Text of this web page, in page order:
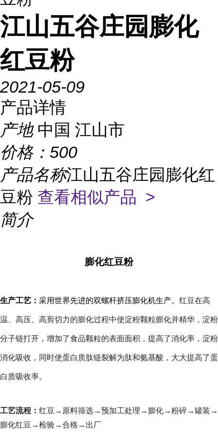
江山五谷庄园膨化
红豆粉
2021-05-09
产品详情
产地 中国 江山市
价格： 500
产品名称江山五谷庄园膨化红
豆粉 查看相似产品 >
简介
膨化红豆粉
生产工艺： 采用世界先进的双螺杆挤压膨化机生产。 红豆在高
温、高压、高剪切力的膨化过程中使淀粉颗粒膨化并精华，淀粉
分子链打开，增加了食品颗粒的表面面积，提高了消化率，淀粉
消化吸收，同时使蛋白质肽链裂解为肽和氨基酸，大大提高了蛋
白质吸收率。
工艺流程： 红豆→原料筛选→预加工处理→膨化→粉碎→罐装→
膨化红豆→检验→合格→出厂